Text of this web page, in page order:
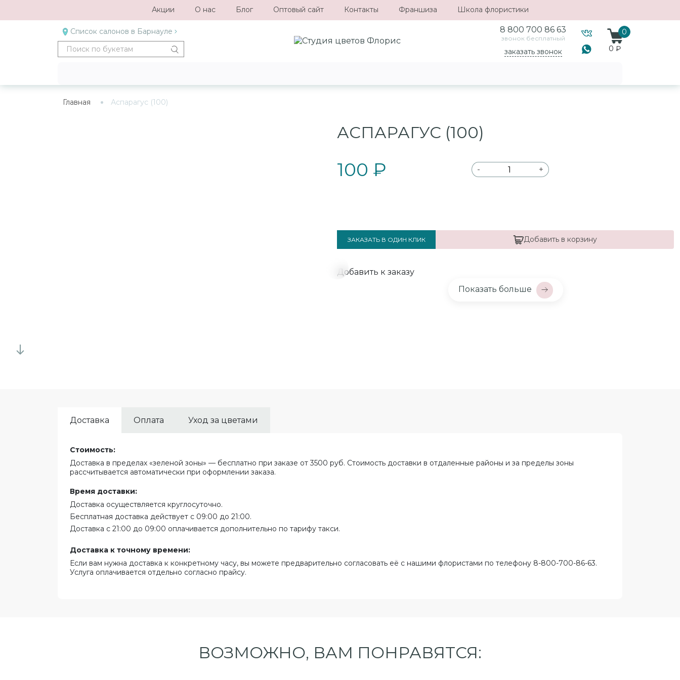
Акции О нас Блог Оптовый сайт Контакты Франшиза Школа флористики
Список салонов в Барнауле 8 800 700 86 63
звонок бесплатный
заказать звонок
0
0 ₽
Главная Аспарагус (100)
АСПАРАГУС (100)
100 ₽ - +
ЗАКАЗАТЬ В ОДИН КЛИК Добавить в корзину
Добавить к заказу
Показать больше
Доставка Оплата Уход за цветами
Стоимость:
Доставка в пределах «зеленой зоны» — бесплатно при заказе от 3500 руб. Стоимость доставки в отдаленные районы и за пределы зоны
рассчитывается автоматически при оформлении заказа.
Время доставки:
Доставка осуществляется круглосуточно.
Бесплатная доставка действует с 09:00 до 21:00.
Доставка с 21:00 до 09:00 оплачивается дополнительно по тарифу такси.
Доставка к точному времени:
Если вам нужна доставка к конкретному часу, вы можете предварительно согласовать её с нашими флористами по телефону 8-800-700-86-63.
Услуга оплачивается отдельно согласно прайсу.
ВОЗМОЖНО, ВАМ ПОНРАВЯТСЯ: